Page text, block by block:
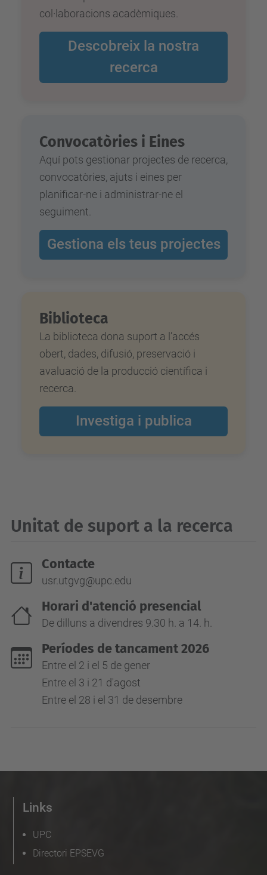
col·laboracions acadèmiques.
Descobreix la nostra
recerca
Convocatòries i Eines
Aquí pots gestionar projectes de recerca,
convocatòries, ajuts i eines per
planificar-ne i administrar-ne el
seguiment.
Gestiona els teus projectes
Biblioteca
La biblioteca dona suport a l’accés
obert, dades, difusió, preservació i
avaluació de la producció científica i
recerca.
Investiga i publica
Unitat de suport a la recerca
Contacte
usr.utgvg@upc.edu
Horari d'atenció presencial
De dilluns a divendres 9.30 h. a 14. h.
Períodes de tancament 2026
Entre el 2 i el 5 de gener
Entre el 3 i 21 d'agost
Entre el 28 i el 31 de desembre
Links
UPC
Directori EPSEVG